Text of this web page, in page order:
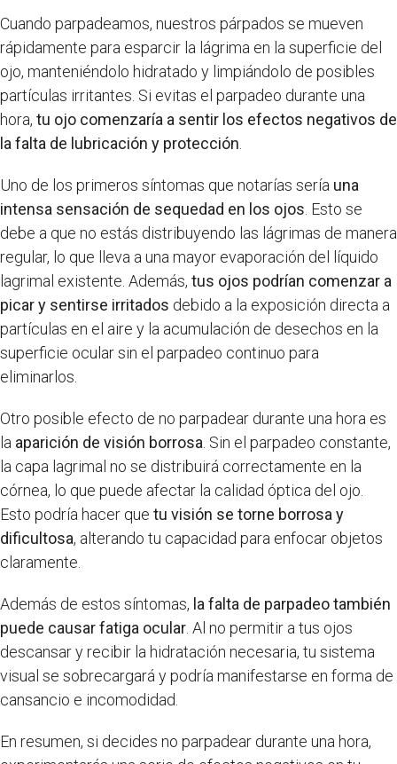
Cuando parpadeamos, nuestros párpados se mueven
rápidamente para esparcir la lágrima en la superficie del
ojo, manteniéndolo hidratado y limpiándolo de posibles
partículas irritantes. Si evitas el parpadeo durante una
hora, tu ojo comenzaría a sentir los efectos negativos de
la falta de lubricación y protección
Uno de los primeros síntomas que notarías sería una
intensa sensación de sequedad en los ojos . Esto se
debe a que no estás distribuyendo las lágrimas de manera
regular, lo que lleva a una mayor evaporación del líquido
lagrimal existente. Además, tus ojos podrían comenzar a
picar y sentirse irritados debido a la exposición directa a
partículas en el aire y la acumulación de desechos en la
superficie ocular sin el parpadeo continuo para
eliminarlos.
Otro posible efecto de no parpadear durante una hora es
la aparición de visión borrosa . Sin el parpadeo constante,
la capa lagrimal no se distribuirá correctamente en la
córnea, lo que puede afectar la calidad óptica del ojo.
Esto podría hacer que tu visión se torne borrosa y
dificultosa, alterando tu capacidad para enfocar objetos
claramente.
Además de estos síntomas, la falta de parpadeo también
puede causar fatiga ocular . Al no permitir a tus ojos
descansar y recibir la hidratación necesaria, tu sistema
visual se sobrecargará y podría manifestarse en forma de
cansancio e incomodidad.
En resumen, si decides no parpadear durante una hora,